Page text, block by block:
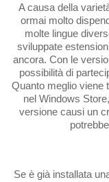
A causa della
ormai molto
molte lingue
sviluppate
ancora. Con le
possibilità di
Quanto meglio viene
nel Windows
versione causi un
Se è già installata